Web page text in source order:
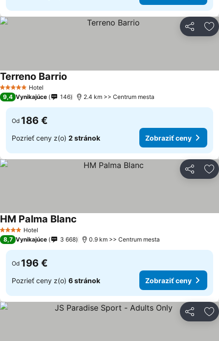
Zdieľať
5 Počet hviezdičiek
Hotel
Terreno Barrio
9,4 Vynikajúce 146 2.4 km >> Centrum mesta
Od 186 €
Pozrieť ceny z(o) 2 stránok Zobraziť ceny
Zdieľať
4 Počet hviezdičiek
Hotel
HM Palma Blanc
8,7 Vynikajúce 3 668 0.9 km >> Centrum mesta
Od 196 €
Pozrieť ceny z(o) 6 stránok Zobraziť ceny
Zdieľať